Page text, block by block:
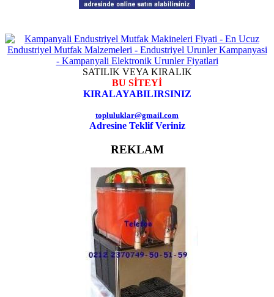
SATILIK VEYA KIRALIK
BU SİTEYİ
KIRALAYABILIRSINIZ
topluluklar@gmail.com
Adresine Teklif Veriniz
REKLAM